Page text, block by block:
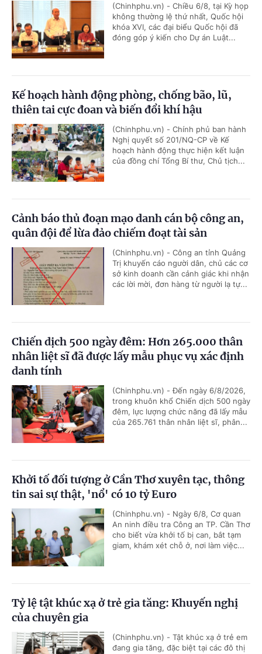
(Chinhphu.vn) - Chiều 6/8, tại Kỳ họp
không thường lệ thứ nhất, Quốc hội
khóa XVI, các đại biểu Quốc hội đã
đóng góp ý kiến cho Dự án Luật...
Kế hoạch hành động phòng, chống bão, lũ,
thiên tai cực đoan và biến đổi khí hậu
(Chinhphu.vn) - Chính phủ ban hành
Nghị quyết số 201/NQ-CP về Kế
hoạch hành động thực hiện kết luận
của đồng chí Tổng Bí thư, Chủ tịch...
Cảnh báo thủ đoạn mạo danh cán bộ công an,
quân đội để lừa đảo chiếm đoạt tài sản
(Chinhphu.vn) - Công an tỉnh Quảng
Trị khuyến cáo người dân, chủ các cơ
sở kinh doanh cần cảnh giác khi nhận
các lời mời, đơn hàng từ người lạ tự...
Chiến dịch 500 ngày đêm: Hơn 265.000 thân
nhân liệt sĩ đã được lấy mẫu phục vụ xác định
danh tính
(Chinhphu.vn) - Đến ngày 6/8/2026,
trong khuôn khổ Chiến dịch 500 ngày
đêm, lực lượng chức năng đã lấy mẫu
của 265.761 thân nhân liệt sĩ, phân...
Khởi tố đối tượng ở Cần Thơ xuyên tạc, thông
tin sai sự thật, 'nổ' có 10 tỷ Euro
(Chinhphu.vn) - Ngày 6/8, Cơ quan
An ninh điều tra Công an TP. Cần Thơ
cho biết vừa khởi tố bị can, bắt tạm
giam, khám xét chỗ ở, nơi làm việc...
Tỷ lệ tật khúc xạ ở trẻ gia tăng: Khuyến nghị
của chuyên gia
(Chinhphu.vn) - Tật khúc xạ ở trẻ em
đang gia tăng, đặc biệt tại các đô thị